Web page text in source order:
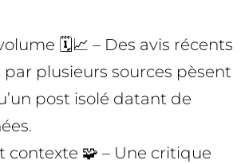
🗓️📈 – Des avis récents
plusieurs sources pèsent
post isolé datant de
contexte 🧩 – Une critique